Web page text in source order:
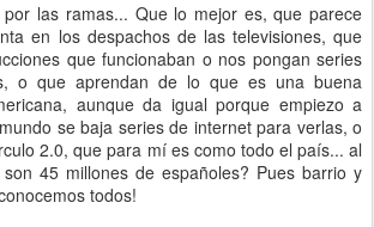
las ramas... Que lo mejor es, que parece
en los despachos de las televisiones, que
que funcionaban o nos pongan series
o que aprendan de lo que es una buena
aunque da igual porque empiezo a
se baja series de internet para verlas, o
2.0, que para mí es como todo el país... al
45 millones de españoles? Pues barrio y
todos!